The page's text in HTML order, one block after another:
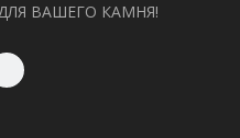
ВАШЕГО КАМНЯ!